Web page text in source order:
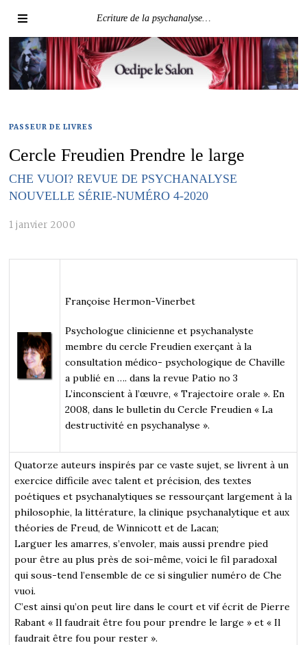
Ecriture de la psychanalyse…
PASSEUR DE LIVRES
Cercle Freudien Prendre le large
CHE VUOI? REVUE DE PSYCHANALYSE
NOUVELLE SÉRIE-NUMÉRO 4-2020
1 janvier 2000
Françoise Hermon-Vinerbet
Psychologue clinicienne et psychanalyste
membre du cercle Freudien exerçant à la
consultation médico- psychologique de Chaville
a publié en …. dans la revue Patio no 3
L’inconscient à l’œuvre, « Trajectoire orale ». En
2008, dans le bulletin du Cercle Freudien « La
destructivité en psychanalyse ».
Quatorze auteurs inspirés par ce vaste sujet, se livrent à un
exercice difficile avec talent et précision, des textes
poétiques et psychanalytiques se ressourçant largement à la
philosophie, la littérature, la clinique psychanalytique et aux
théories de Freud, de Winnicott et de Lacan;
Larguer les amarres, s’envoler, mais aussi prendre pied
pour être au plus près de soi-même, voici le fil paradoxal
qui sous-tend l’ensemble de ce si singulier numéro de Che
vuoi.
C’est ainsi qu’on peut lire dans le court et vif écrit de Pierre
Rabant « Il faudrait être fou pour prendre le large » et « Il
faudrait être fou pour rester ».